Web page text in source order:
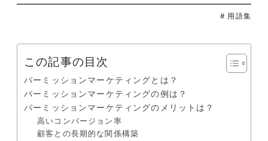
# 用語集
この記事の目次
パーミッションマーケティングとは？
パーミッションマーケティングの例は？
パーミッションマーケティングのメリットは？
高いコンバージョン率
顧客との長期的な関係構築